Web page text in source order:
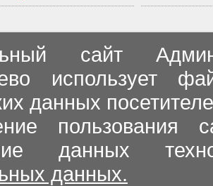
сайт
использует
данных
пользования
данных
данных.